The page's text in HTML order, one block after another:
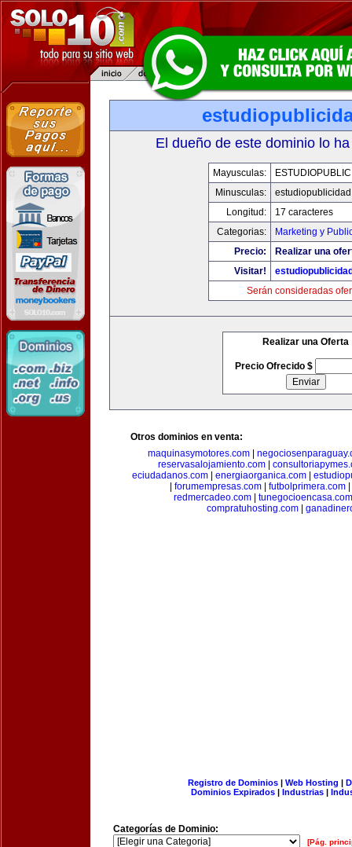
El dueño de este dominio lo
Mayusculas:
Minusculas:
Longitud:
17 caracteres
Categorias:
Marketing y
Precio:
Realizar una
Visitar!
Serán consideradas
Realizar una Oferta
Precio Ofrecido $
Otros dominios en venta:
maquinasymotores.com|
reservasalojamiento.com
eciudadanos.com| energiaorganica.com|
forumempresas.com futbolprimera.com
redmercadeo.com| tunegocioencasa.com
compratuhosting.com|
Registro de Dominios| Web Hosting |
Dominios Expirados | Industrias |
Categorías de Dominio:
[Pág.